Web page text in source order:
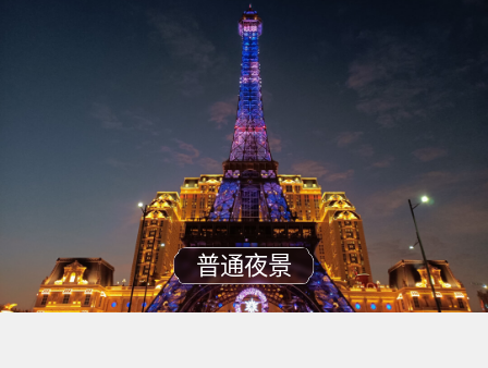
普通夜景